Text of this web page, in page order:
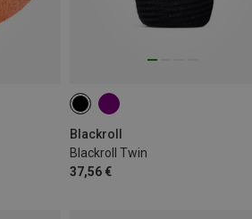
Blackroll
Blackroll Twin
37,56 €